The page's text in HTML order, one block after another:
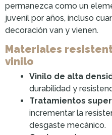
permanezca como un
juvenil por años, incluso
decoración van y vienen.
Materiales
vinilo
Vinilo de alta
durabilidad y
Tratamientos
incrementar la
desgaste mecánico.